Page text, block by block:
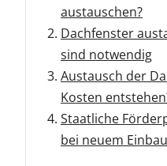
Haustüren
Sonnenschutz
Zäune & Tore
austauschen?
Dachfenster
sind notwendig
Austausch der
Kosten
Staatliche
bei neuem